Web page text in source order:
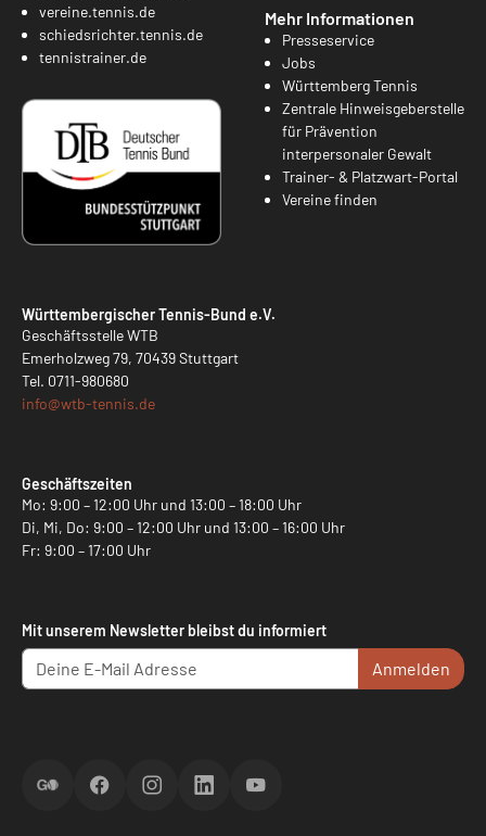
vereine.tennis.de
schiedsrichter.tennis.de
tennistrainer.de
Mehr Informationen
Presseservice
Jobs
Württemberg Tennis
Zentrale Hinweisgeberstelle
für Prävention
interpersonaler Gewalt
Trainer- & Platzwart-Portal
Vereine finden
Württembergischer Tennis-Bund e.V.
Geschäftsstelle WTB
Emerholzweg 79, 70439 Stuttgart
Tel. 0711-980680
info@wtb-tennis.de
Geschäftszeiten
Mo: 9:00 – 12:00 Uhr und 13:00 – 18:00 Uhr
Di, Mi, Do: 9:00 – 12:00 Uhr und 13:00 – 16:00 Uhr
Fr: 9:00 – 17:00 Uhr
Mit unserem Newsletter bleibst du informiert
Anmelden
ScoreGOFacebookInstagramLinkedInYouTube